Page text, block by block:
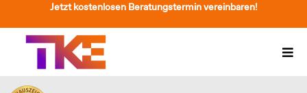
Inhalt
springen
Jetzt kostenlosen Beratungstermin vereinbaren!